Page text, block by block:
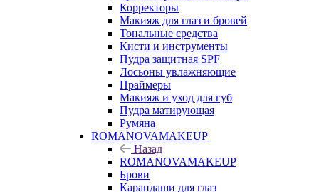
Корректоры
Макияж для глаз и бровей
Тональные средства
Кисти и инструменты
Пудра защитная SPF
Лосьоны увлажняющие
Праймеры
Макияж и уход для губ
Пудра матирующая
Румяна
ROMANOVAMAKEUP
Назад
ROMANOVAMAKEUP
Брови
Карандаши для глаз